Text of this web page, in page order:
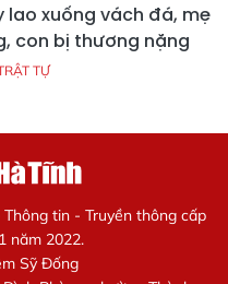
lao xuống vách đá, mẹ
con bị thương nặng
TỰ
tin - Truyền thông cấp
năm 2022.
Sỹ Đống